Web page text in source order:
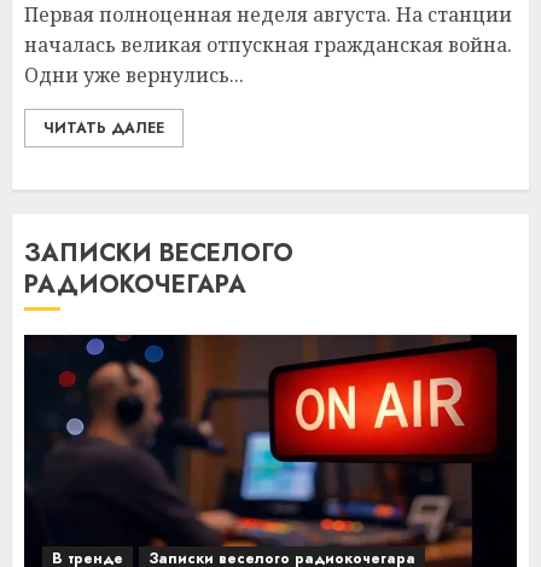
Первая полноценная неделя августа. На станции
началась великая отпускная гражданская война.
Одни уже вернулись...
ЧИТАТЬ ДАЛЕЕ
ЗАПИСКИ ВЕСЕЛОГО
РАДИОКОЧЕГАРА
В тренде Записки веселого радиокочегара